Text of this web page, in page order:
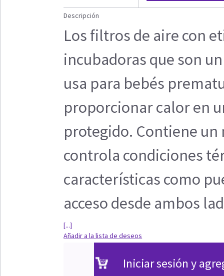
Descripción
Los filtros de aire con
incubadoras que son
usa para bebés
proporcionar calor en
protegido. Contiene
controla condiciones
características como
acceso desde ambos lad
[...]
Añadir a la lista de deseos
Iniciar sesión y